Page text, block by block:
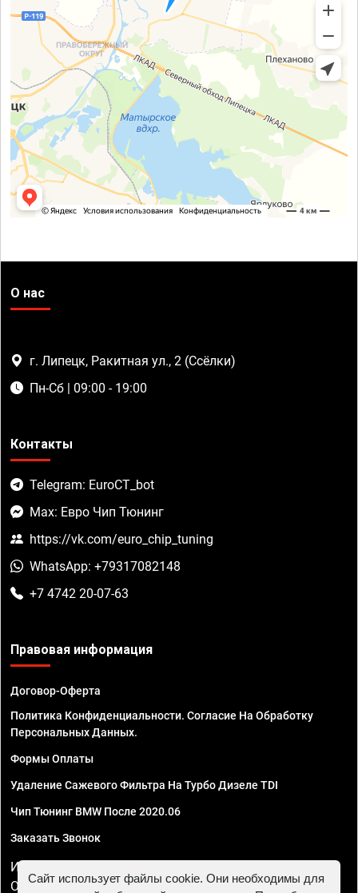
О нас
г. Липецк, Ракитная ул., 2 (Ссёлки)
Пн-Сб | 09:00 - 19:00
Контакты
Telegram: EuroCT_bot
Max: Евро Чип Тюнинг
https://vk.com/euro_chip_tuning
WhatsApp: +79317082148
+7 4742 20-07-63
Правовая информация
Договор-Оферта
Политика Конфиденциальности. Согласие На Обработку
Персональных Данных.
Формы Оплаты
Удаление Сажевого Фильтра На Турбо Дизеле TDI
Чип Тюнинг BMW После 2020.06
Заказать Звонок
ИП Смирнов Георгий Павлович. ИНН 781302555843,
ОГРНИП 324470400032610
Сайт использует файлы cookie. Они необходимы для